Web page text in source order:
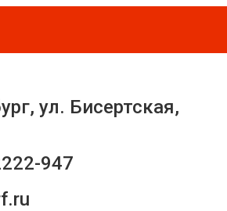
ул. Бисертская,
947